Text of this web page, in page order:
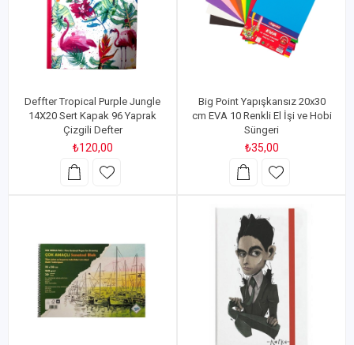
Deffter Tropical Purple Jungle
14X20 Sert Kapak 96 Yaprak
Çizgili Defter
₺120,00
Big Point Yapışkansız 20x30
cm EVA 10 Renkli El İşi ve Hobi
Süngeri
₺35,00